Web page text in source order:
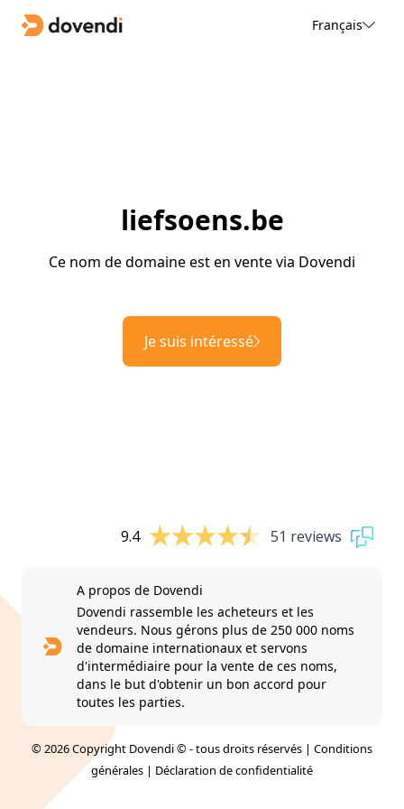
Français
liefsoens.be
Ce nom de domaine est en vente via Dovendi
Je suis intéressé
9.4 51 reviews
A propos de Dovendi
Dovendi rassemble les acheteurs et les
vendeurs. Nous gérons plus de 250 000 noms
de domaine internationaux et servons
d'intermédiaire pour la vente de ces noms,
dans le but d'obtenir un bon accord pour
toutes les parties.
© 2026 Copyright Dovendi © - tous droits réservés | Conditions
générales | Déclaration de confidentialité